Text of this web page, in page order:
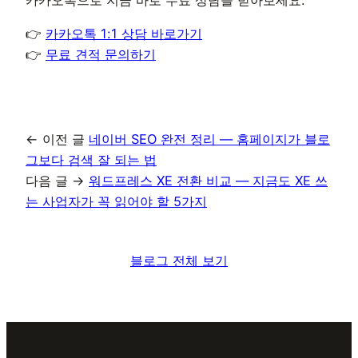
👉 카카오톡 1:1 상담 바로가기
👉 무료 견적 문의하기
← 이전 글 네이버 SEO 완전 정리 — 홈페이지가 블로
그보다 검색 잘 되는 법
다음 글 → 워드프레스 XE 전환 비교 — 지금도 XE 쓰
는 사업자가 꼭 읽어야 할 5가지
블로그 전체 보기